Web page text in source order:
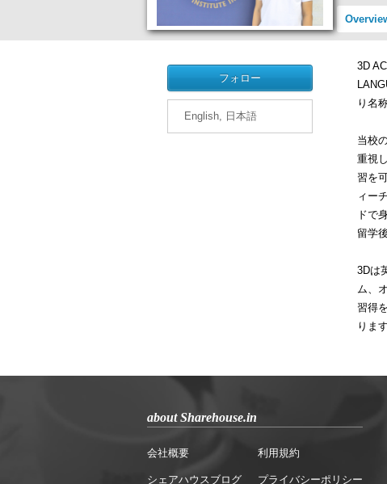
フォロー
English, 日本語
3D
り名
当校
重視
習を
ィー
ドで
留学
3Dは
ム、
習得
ります
about Sharehouse.in
会社概要
シェアハウスブログ
利用規約
プライバシーポリシー